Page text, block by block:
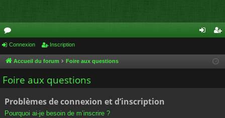
or
u
m
cri
Connexion Inscription
Accueil du forum Foire aux questions
Foire aux questions
Problèmes de connexion et d’inscription
Pourquoi ai-je besoin de m’inscrire ?